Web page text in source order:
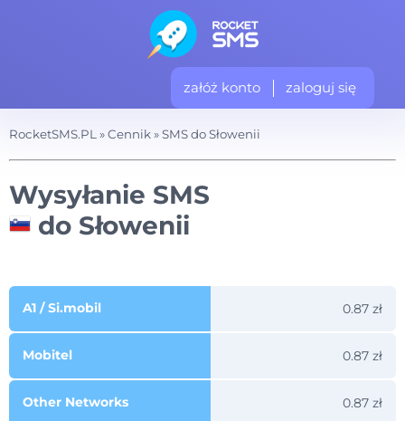
załóż konto zaloguj się
RocketSMS.PL »Cennik»SMS do Słowenii
Wysyłanie SMS
do Słowenii
A1 / Si.mobil 0.87 zł
Mobitel 0.87 zł
Other Networks 0.87 zł